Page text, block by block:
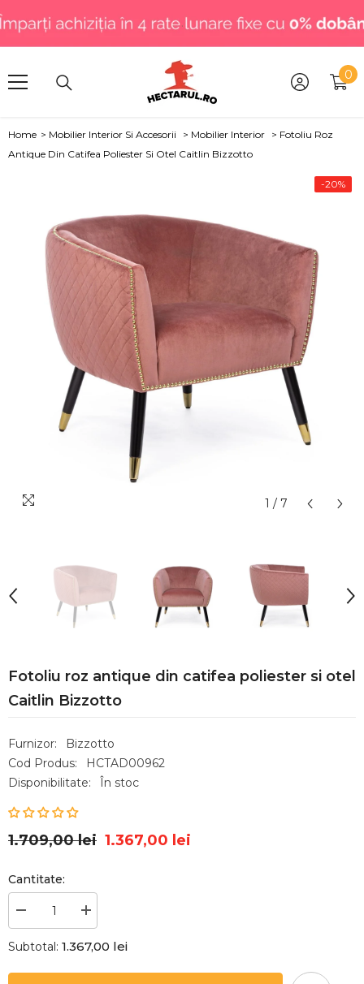
.
00
Home > Mobilier Interior Si Accesorii > Mobilier Interior > Fotoliu Roz
Antique Din Catifea Poliester Si Otel Caitlin Bizzotto
-20%
1 / 7
Fotoliu roz antique din catifea poliester si otel
Caitlin Bizzotto
Furnizor:
Bizzotto
Cod Produs:
HCTAD00962
Disponibilitate:
În stoc
1.709,00 lei 1.367,00 lei
Cantitate:
Reduceți
cantitatea
pentru
Fotoliu
antique
Creșteți
cantitatea
pentru
Fotoliu
antique
Subtotal: 1.367,00 lei